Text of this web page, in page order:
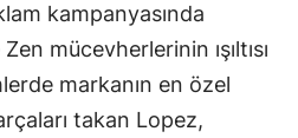
kampanyasında
mücevherlerinin ışıltısı
markanın en özel
takan Lopez,